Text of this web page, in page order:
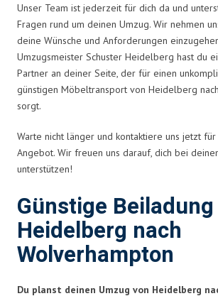
Unser Team ist jederzeit für dich da und
Fragen rund um deinen Umzug. Wir nehmen
deine Wünsche und Anforderungen
Umzugsmeister Schuster Heidelberg hast du
Partner an deiner Seite, der für einen
günstigen Möbeltransport von Heidelberg
sorgt.
Warte nicht länger und kontaktiere uns jetzt
Angebot. Wir freuen uns darauf, dich bei
unterstützen!
Günstige
Heidelberg nach
Wolverhampton
Du planst deinen Umzug von Heidelberg